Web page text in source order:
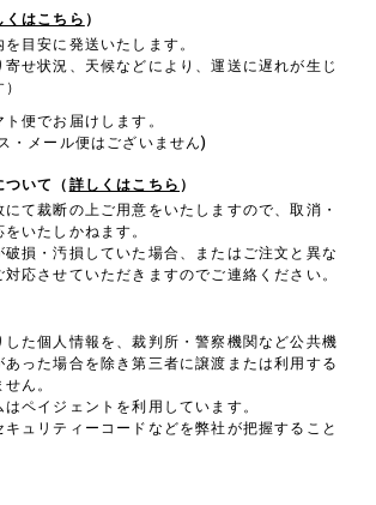
くはこちら ）
目安に発送いたします。
寄せ状況、天候などにより、運送に遅れが生じ
便でお届けします。
・メール便はございません)
いて（ 詳しくはこちら ）
て裁断の上ご用意をいたしますので、取消・
いたしかねます。
損・汚損していた場合、またはご注文と異な
応させていただきますのでご連絡ください。
した個人情報を、裁判所・警察機関など公共機
った場合を除き第三者に譲渡または利用する
ん。
ペイジェントを利用しています。
ュリティーコードなどを弊社が把握すること